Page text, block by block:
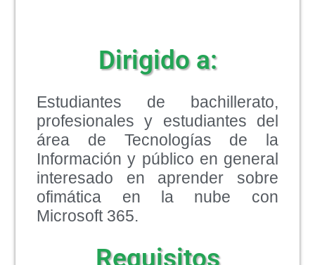
Dirigido a:
Estudiantes de bachillerato,
profesionales y estudiantes del
área de Tecnologías de la
Información y público en general
interesado en aprender sobre
ofimática en la nube con
Microsoft 365.
Requisitos